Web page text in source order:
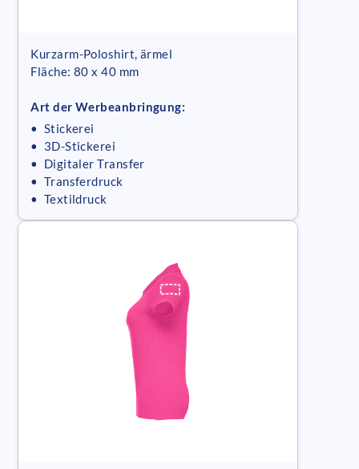
Kurzarm-Poloshirt, ärmel
Fläche: 80 x 40 mm
Art der Werbeanbringung:
• Stickerei
• 3D-Stickerei
• Digitaler Transfer
• Transferdruck
• Textildruck